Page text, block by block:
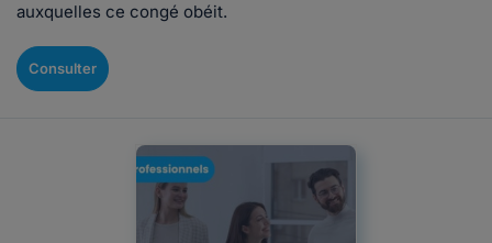
auxquelles ce congé obéit.
Consulter